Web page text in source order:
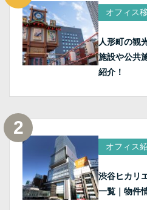
オフィス
人形町の観
施設や公共
紹介！
オフィス
渋谷ヒカリ
一覧｜物件